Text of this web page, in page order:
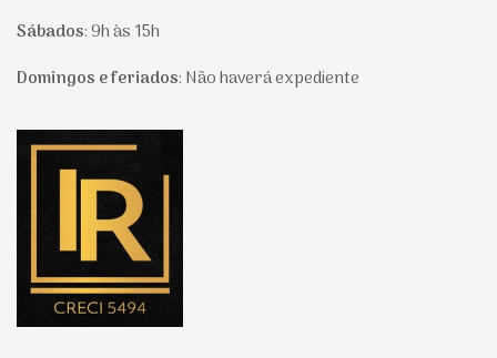
Sábados:9h às 15h
Domingos e feriados: Não haverá expediente
Página inicial